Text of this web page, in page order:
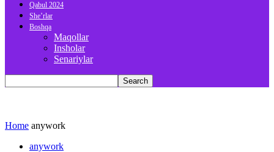
Qabul 2024
She’rlar
Boshqa
Maqollar
Insholar
Senariylar
Home anywork
anywork